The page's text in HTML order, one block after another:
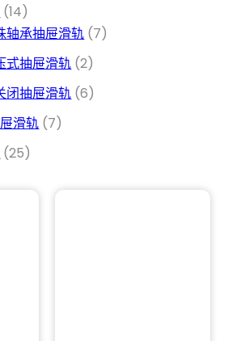
1414 个产品
轴承抽屉滑轨 77 个产品
式抽屉滑轨 22 个产品
闭抽屉滑轨 66 个产品
滑轨 77 个产品
2525 个产品